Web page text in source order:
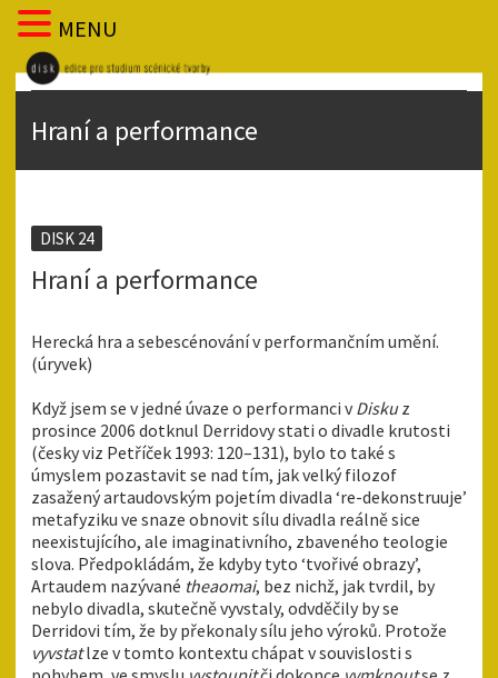
Hraní a performance
DISK 24
Hraní a performance
Herecká hra a sebescénování v performančním umění.
(úryvek)
Když jsem se v jedné úvaze o performanci vDiskuz
prosince 2006 dotknul Derridovy stati o divadle krutosti
(česky viz Petříček 1993: 120–131), bylo to také s
úmyslem pozastavit se nad tím, jak velký filozof
zasažený artaudovským pojetím divadla ‘re-dekonstruuje’
metafyziku ve snaze obnovit sílu divadla reálně sice
neexistujícího, ale imaginativního, zbaveného teologie
slova. Předpokládám, že kdyby tyto ‘tvořivé obrazy’,
Artaudem nazývané theaomai, bez nichž, jak tvrdil, by
nebylo divadla, skutečně vyvstaly, odvděčily by se
Derridovi tím, že by překonaly sílu jeho výroků. Protože
vyvstatlze v tomto kontextu chápat v souvislosti s
MENU